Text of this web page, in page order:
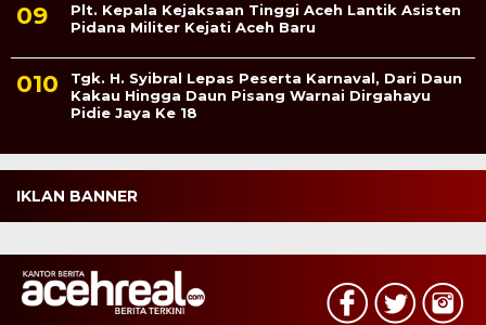
Plt. Kepala Kejaksaan Tinggi Aceh Lantik Asisten
Pidana Militer Kejati Aceh Baru
Tgk. H. Syibral Lepas Peserta Karnaval, Dari Daun
Kakau Hingga Daun Pisang Warnai Dirgahayu
Pidie Jaya Ke 18
IKLAN BANNER